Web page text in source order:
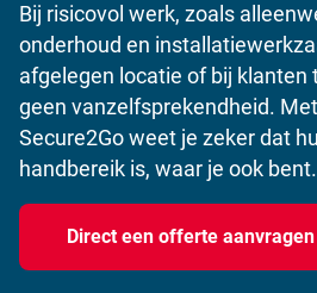
Bij risicovol werk, zoals
onderhoud en
afgelegen locatie of bij klanten
geen vanzelfsprekendheid.
Secure2Go weet je zeker dat
handbereik is, waar je ook bent.
Direct een offerte aanvragen